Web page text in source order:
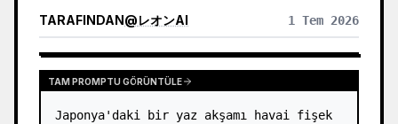
seyrek çizgilerle mimariyi, şehri, su yüzeyini,
gölge ilişkisini özetler ve ana öğenin küçük
resimlerde bile tanınabilir kalmasını sağlar.
hissi verir; renkler orijinal fotoğraftan alınır ve
TARAFINDAN@レオンAI 1 Tem 2026
TAM PROMPTU GÖRÜNTÜLE
Japonya'daki bir yaz akşamı havai fişek